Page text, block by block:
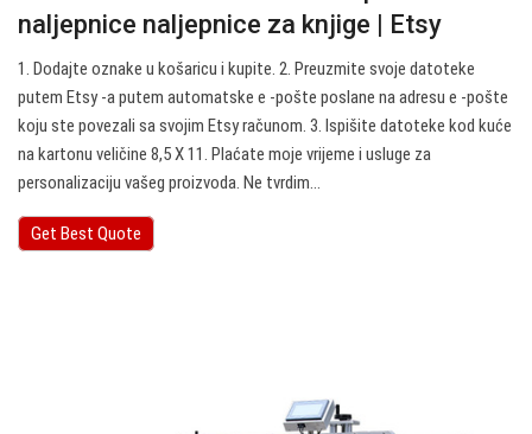
naljepnice naljepnice za knjige | Etsy
1. Dodajte oznake u košaricu i kupite. 2. Preuzmite svoje datoteke
putem Etsy -a putem automatske e -pošte poslane na adresu e -pošte
koju ste povezali sa svojim Etsy računom. 3. Ispišite datoteke kod kuće
na kartonu veličine 8,5 X 11. Plaćate moje vrijeme i usluge za
personalizaciju vašeg proizvoda. Ne tvrdim…
Get Best Quote